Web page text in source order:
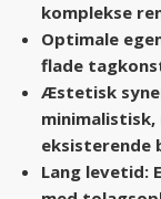
komplekse
Optimale
flade
Æstetisk
eksisterende
Lang levetid: